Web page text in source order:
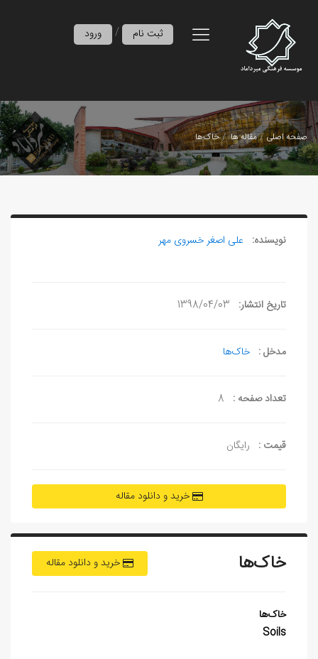
ورود / ثبت نام
صفحه اصلی مقاله ها خاک‌ها
نویسنده: علی‏ اصغر خسروی مهر
تاریخ انتشار: 1398/04/03
مدخل : خاک‌ها
تعداد صفحه : 8
قیمت : رایگان
خرید و دانلود مقاله
خرید و دانلود مقاله خاک‌ها
خاک‌ها
Soils